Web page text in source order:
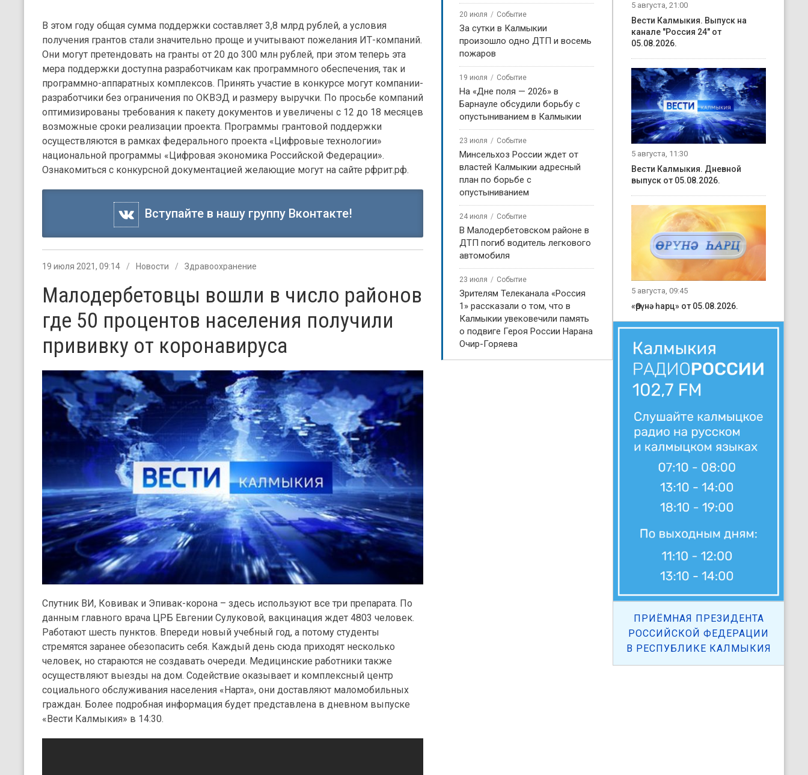
В этом году общая сумма поддержки составляет 3,8 млрд рублей, а условия
получения грантов стали значительно проще и учитывают пожелания ИТ-компаний.
Они могут претендовать на гранты от 20 до 300 млн рублей, при этом теперь эта
мера поддержки доступна разработчикам как программного обеспечения, так и
программно-аппаратных комплексов. Принять участие в конкурсе могут компании-
разработчики без ограничения по ОКВЭД и размеру выручки. По просьбе компаний
оптимизированы требования к пакету документов и увеличены с 12 до 18 месяцев
возможные сроки реализации проекта. Программы грантовой поддержки
осуществляются в рамках федерального проекта «Цифровые технологии»
национальной программы «Цифровая экономика Российской Федерации».
Ознакомиться с конкурсной документацией желающие могут на сайте рфрит.рф.
Вступайте в нашу группу Вконтакте!
19 июля 2021, 09:14 Новости Здравоохранение
Малодербетовцы вошли в число районов
где 50 процентов населения получили
прививку от коронавируса
Спутник ВИ, Ковивак и Эпивак-корона – здесь используют все три препарата. По
данным главного врача ЦРБ Евгении Сулуковой, вакцинация ждет 4803 человек.
Работают шесть пунктов. Впереди новый учебный год, а потому студенты
стремятся заранее обезопасить себя. Каждый день сюда приходят несколько
человек, но стараются не создавать очереди. Медицинские работники также
осуществляют выезды на дом. Содействие оказывает и комплексный центр
социального обслуживания населения «Нарта», они доставляют маломобильных
граждан. Более подробная информация будет представлена в дневном выпуске
«Вести Калмыкия» в 14:30.
20 июля Событие
За сутки в Калмыкии
произошло одно ДТП и восемь
пожаров
19 июля Событие
На «Дне поля — 2026» в
Барнауле обсудили борьбу с
опустыниванием в Калмыкии
23 июля Событие
Минсельхоз России ждет от
властей Калмыкии адресный
план по борьбе с
опустыниванием
24 июля Событие
В Малодербетовском районе в
ДТП погиб водитель легкового
автомобиля
23 июля Событие
Зрителям Телеканала «Россия
1» рассказали о том, что в
Калмыкии увековечили память
о подвиге Героя России Нарана
Очир-Горяева
5 августа, 21:00
Вести Калмыкия. Выпуск на
канале "Россия 24" от
05.08.2026.
5 августа, 11:30
Вести Калмыкия. Дневной
выпуск от 05.08.2026.
5 августа, 09:45
«Өрүнә һарц» от 05.08.2026.
ПРИЁМНАЯ ПРЕЗИДЕНТА
РОССИЙСКОЙ ФЕДЕРАЦИИ
В РЕСПУБЛИКЕ КАЛМЫКИЯ